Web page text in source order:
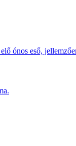
ónos eső,